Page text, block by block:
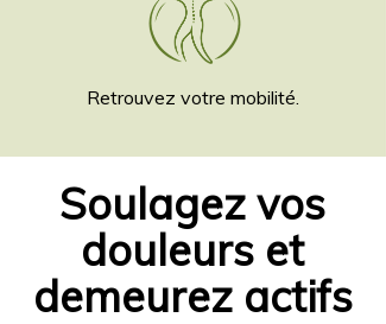
Retrouvez votre mobilité.
Soulagez vos
douleurs et
demeurez actifs